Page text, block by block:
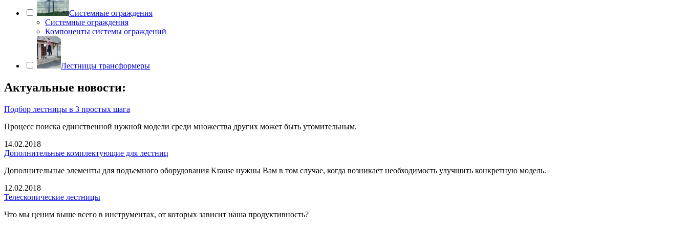
Системные ограждения
Системные ограждения
Компоненты системы ограждений
Лестницы трансформеры
Актуальные новости:
Подбор лестницы в 3 простых шага
Процесс поиска единственной нужной модели среди множества других может быть утомительным.
14.02.2018
Дополнительные комплектующие для лестниц
Дополнительные элементы для подъемного оборудования Krause нужны Вам в том случае, когда возникает необходимость улучшить конкретную модель.
12.02.2018
Телескопические лестницы
Что мы ценим выше всего в инструментах, от которых зависит наша продуктивность?